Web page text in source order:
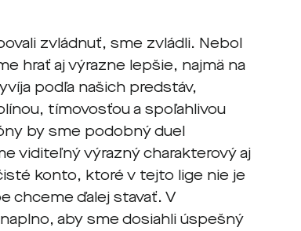
zvládnuť, sme zvládli. Nebol
hrať aj výrazne lepšie, najmä na
podľa našich predstáv,
tímovosťou a spoľahlivou
by sme podobný duel
viditeľný výrazný charakterový aj
konto, ktoré v tejto lige nie je
chceme ďalej stavať. V
aby sme dosiahli úspešný